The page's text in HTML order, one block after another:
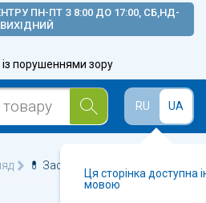
ПН-ПТ З 8:00 ДО 17:00, СБ,НД-
ВИХІДНИЙ
порушеннями зору
RU UA
Ця сторінка доступна
мовою
💊 Засоби особистої гігієни у